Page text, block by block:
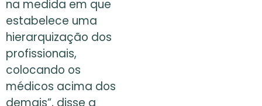
na medida em que
estabelece uma
hierarquização dos
profissionais,
colocando os
médicos acima dos
demais”, disse a